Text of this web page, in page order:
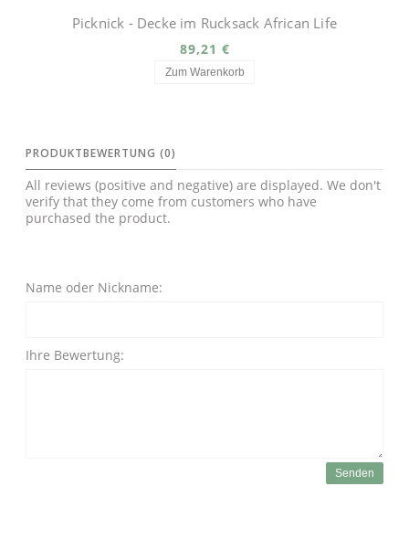
Picknick - Decke im Rucksack African Life
89,21 €
Zum Warenkorb
PRODUKTBEWERTUNG (0)
All reviews (positive and negative) are displayed. We don't
verify that they come from customers who have
purchased the product.
Name oder Nickname:
Ihre Bewertung:
Senden